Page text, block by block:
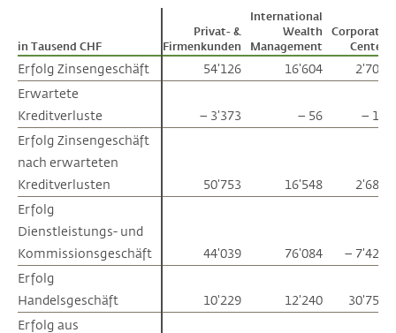
in Tausend CHF
Privat- &
Firmenkunden
International
Wealth
Management
Corporate
Center
Erfolg Zinsengeschäft 54'126 16'604
2'704
Erwartete
Kreditverluste
– 3'373 – 56
– 18
Erfolg Zinsengeschäft
nach erwarteten
Kreditverlusten
50'753 16'548
2'685
Erfolg
Dienstleistungs- und
Kommissionsgeschäft
44'039 76'084
– 7'425
Erfolg
Handelsgeschäft
10'229 12'240
30'751
Erfolg aus
in Tausend CHF
Erfolg Zinsengeschäft
Erwartete
Kreditverluste
Erfolg Zinsengeschäft
nach erwarteten
Kreditverlusten
Erfolg
Dienstleistungs- und
Kommissionsgeschäft
Erfolg
Handelsgeschäft
Erfolg aus